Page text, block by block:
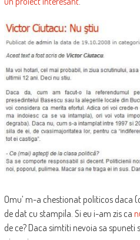
Omu’ m-a chestionat politicos daca
de dat cu stampila. Si eu i-am zis ca
de ce? Daca simtiti nevoia sa spuneti